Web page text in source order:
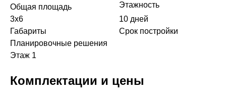
Построенные объекты
Видеообзоры домов
Отзывы о компании
Общая площадь
Этажность
3x6
Габариты
10 дней
Срок постройки
Планировочные решения
Этаж 1
Комплектации и цены